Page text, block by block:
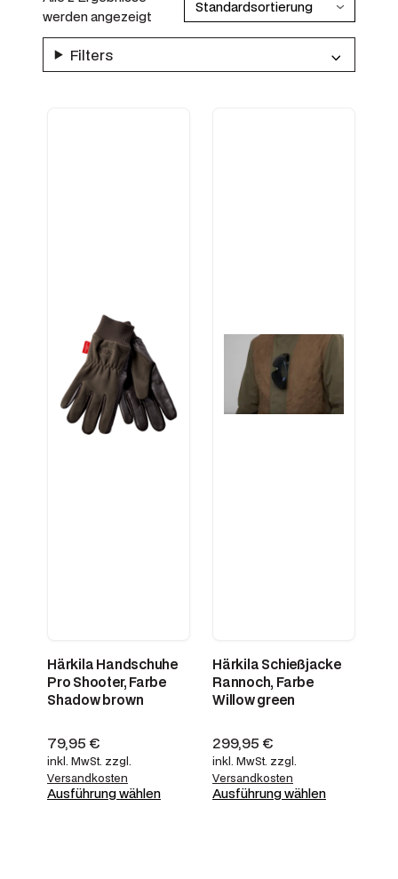
werden angezeigt
Filters
Härkila Handschuhe
Pro Shooter, Farbe
Shadow brown
79,95 €
inkl. MwSt. zzgl.
Versandkosten
Ausführung wählen
Härkila Schießjacke
Rannoch, Farbe
Willow green
299,95 €
inkl. MwSt. zzgl.
Versandkosten
Ausführung wählen